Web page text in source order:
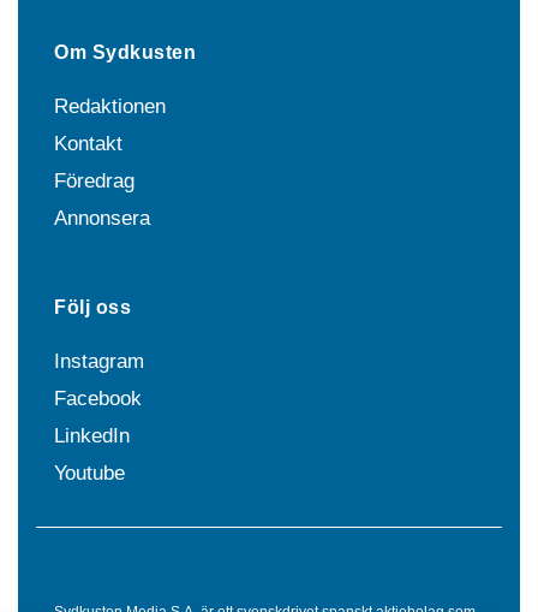
Om Sydkusten
Redaktionen
Kontakt
Föredrag
Annonsera
Följ oss
Instagram
Facebook
LinkedIn
Youtube